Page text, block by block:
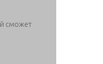
сможет